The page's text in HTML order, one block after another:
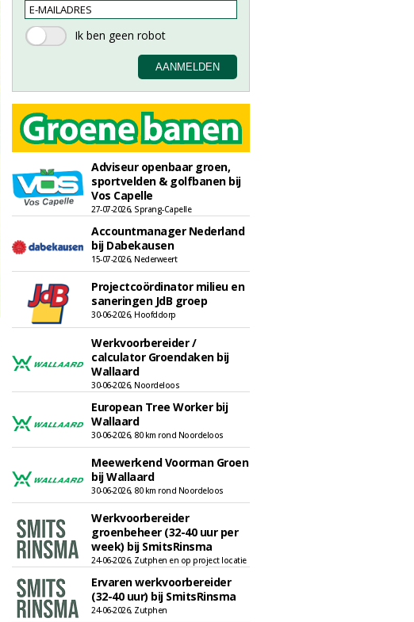
Adviseur openbaar groen,
sportvelden & golfbanen bij
Vos Capelle
27-07-2026, Sprang-Capelle
Accountmanager Nederland
bij Dabekausen
15-07-2026, Nederweert
Projectcoördinator milieu en
saneringen JdB groep
30-06-2026, Hoofddorp
Werkvoorbereider /
calculator Groendaken bij
Wallaard
30-06-2026, Noordeloos
European Tree Worker bij
Wallaard
30-06-2026, 80 km rond Noordeloos
Meewerkend Voorman Groen
bij Wallaard
30-06-2026, 80 km rond Noordeloos
Werkvoorbereider
groenbeheer (32-40 uur per
week) bij SmitsRinsma
24-06-2026, Zutphen en op project locatie
Ervaren werkvoorbereider
(32-40 uur) bij SmitsRinsma
24-06-2026, Zutphen